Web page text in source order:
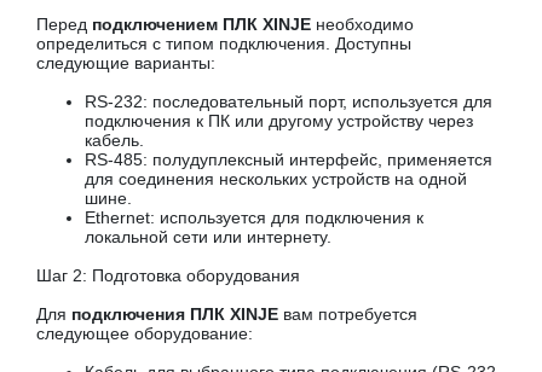
Перед подключением ПЛК XINJE необходимо
определиться с типом подключения. Доступны
следующие варианты:
RS-232: последовательный порт, используется для
подключения к ПК или другому устройству через
кабель.
RS-485: полудуплексный интерфейс, применяется
для соединения нескольких устройств на одной
шине.
Ethernet: используется для подключения к
локальной сети или интернету.
Шаг 2: Подготовка оборудования
Для подключения ПЛК XINJE вам потребуется
следующее оборудование: